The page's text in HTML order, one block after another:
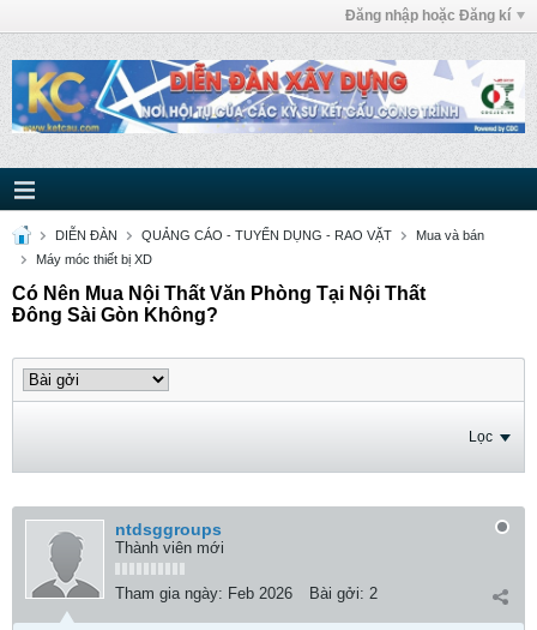
Đăng nhập hoặc Đăng kí
DIỄN ĐÀN QUẢNG CÁO - TUYỂN DỤNG - RAO VẶT
Mua và bán
Máy móc thiết bị XD
Có Nên Mua Nội Thất Văn Phòng Tại Nội Thất
Đông Sài Gòn Không?
Lọc
ntdsggroups
Thành viên mới
Tham gia ngày: Feb 2026 Bài gởi: 2